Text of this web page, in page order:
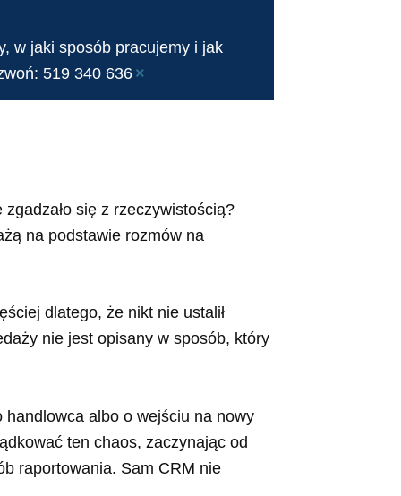
w jaki sposób pracujemy i jak
519 340 636×
się z rzeczywistością?
na podstawie rozmów na
dlatego, że nikt nie ustalił
nie jest opisany w sposób, który
handlowca albo o wejściu na nowy
ten chaos, zaczynając od
raportowania. Sam CRM nie